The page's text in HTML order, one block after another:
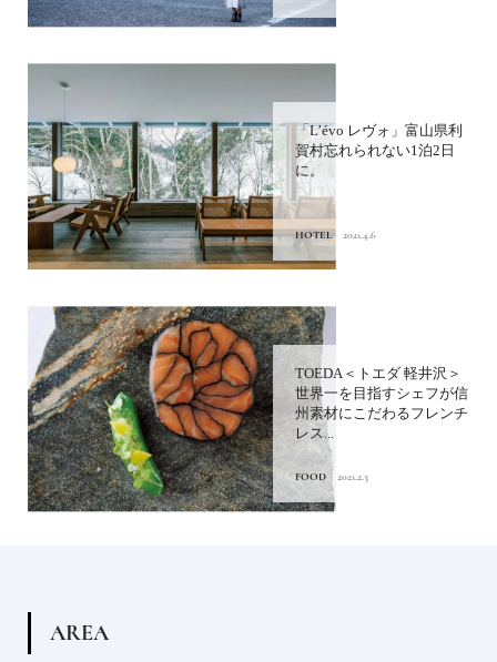
「L’évo レヴォ」富山県利
賀村忘れられない1泊2日
に。
HOTEL 2021.4.6
TOEDA＜トエダ 軽井沢＞
世界一を目指すシェフが信
州素材にこだわるフレンチ
レス...
FOOD 2021.2.3
AREA